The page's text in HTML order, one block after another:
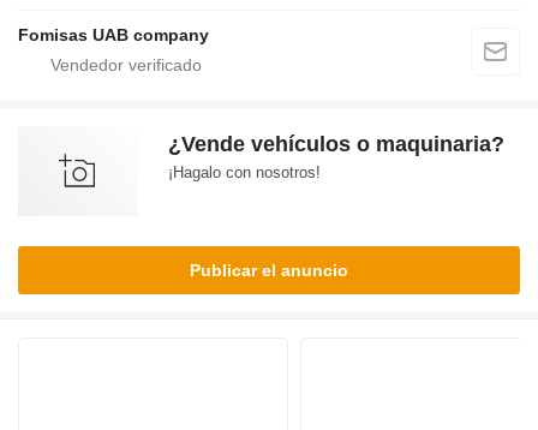
Fomisas UAB company
¿Vende vehículos o maquinaria?
¡Hagalo con nosotros!
Publicar el anuncio